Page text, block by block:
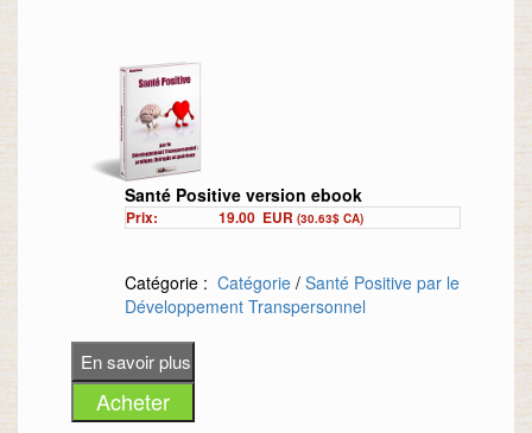
Santé Positive version ebook
Prix: 19.00 EUR (30.63$ CA)
Catégorie : Catégorie / Santé Positive par le
Développement Transpersonnel